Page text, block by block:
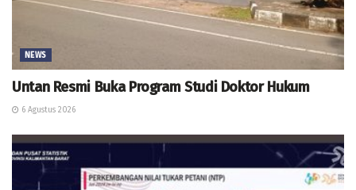
NEWS
Untan Resmi Buka Program Studi Doktor Hukum
6 Agustus 2026